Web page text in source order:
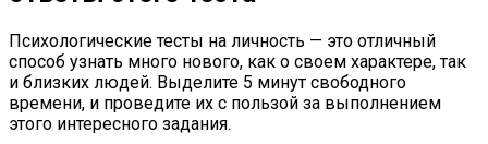
Психологические тесты на личность — это отличный
способ узнать много нового, как о своем характере, так
и близких людей. Выделите 5 минут свободного
времени, и проведите их с пользой за выполнением
этого интересного задания.